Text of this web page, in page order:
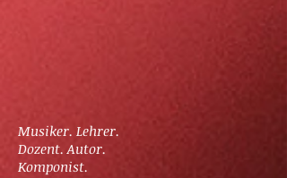
Musiker. Lehrer.
Dozent. Autor.
Komponist.